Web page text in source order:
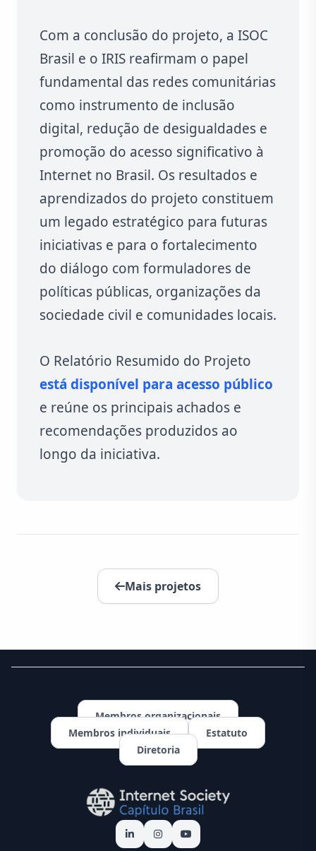
Com a conclusão do projeto, a ISOC
Brasil e o IRIS reafirmam o papel
fundamental das redes comunitárias
como instrumento de inclusão
digital, redução de desigualdades e
promoção do acesso significativo à
Internet no Brasil. Os resultados e
aprendizados do projeto constituem
um legado estratégico para futuras
iniciativas e para o fortalecimento
do diálogo com formuladores de
políticas públicas, organizações da
sociedade civil e comunidades locais.
O Relatório Resumido do Projeto
está disponível para acesso público
e reúne os principais achados e
recomendações produzidos ao
longo da iniciativa.
Mais projetos
Membros organizacionais
Membros individuais
Estatuto
Diretoria